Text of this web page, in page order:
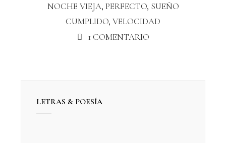
NOCHE VIEJA, PERFECTO, SUEÑO
CUMPLIDO, VELOCIDAD
1 COMENTARIO
LETRAS & POESÍA